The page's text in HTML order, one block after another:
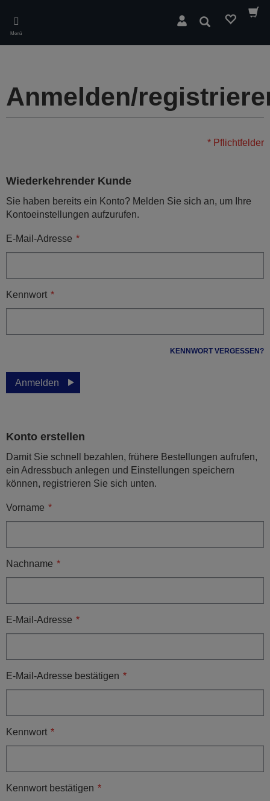
main
content
Menü
Suchen
Anmelden/
* Pflichtfelder
Wiederkehrender Kunde
Sie haben bereits ein Konto? Melden Sie sich an, um Ihre
Kontoeinstellungen aufzurufen.
E-Mail-Adresse
Kennwort
KENNWORT VERGESSEN?
Anmelden
Konto erstellen
Damit Sie schnell bezahlen, frühere Bestellungen aufrufen,
ein Adressbuch anlegen und Einstellungen speichern
können, registrieren Sie sich unten.
Vorname
Nachname
E-Mail-Adresse
E-Mail-Adresse bestätigen
Kennwort
Kennwort bestätigen